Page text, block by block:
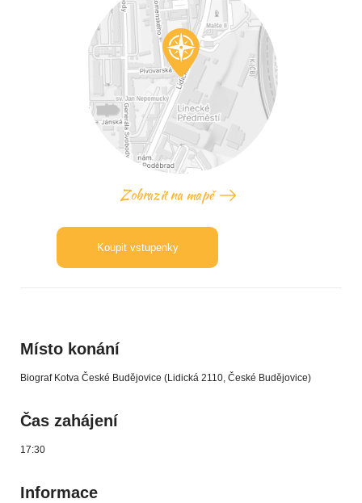
Zobrazit na mapě
Koupit vstupenky
Místo konání
Biograf Kotva České Budějovice (Lidická 2110, České Budějovice)
Čas zahájení
17:30
Informace